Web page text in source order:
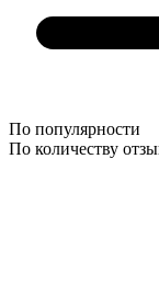
По популярности
По количеству